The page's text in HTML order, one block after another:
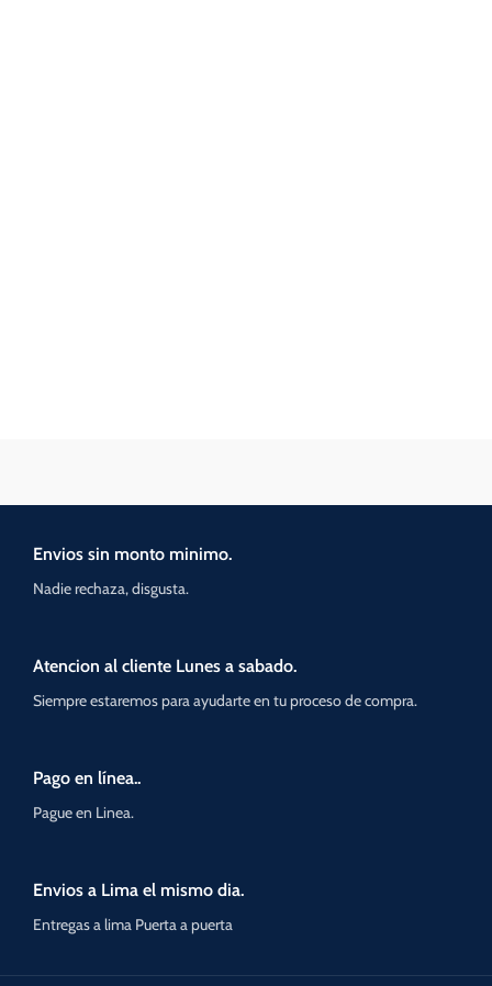
Envios sin monto minimo.
Nadie rechaza, disgusta.
Atencion al cliente Lunes a sabado.
Siempre estaremos para ayudarte en tu proceso de compra.
Pago en línea..
Pague en Linea.
Envios a Lima el mismo dia.
Entregas a lima Puerta a puerta